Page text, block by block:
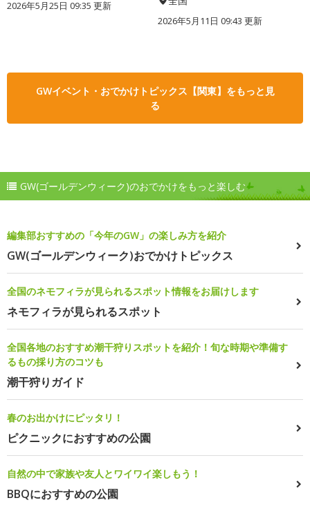
2026年5月25日 09:35 更新
2026年5月11日 09:43 更新
GWイベント・おでかけトピックス【関東】をもっと見
る
GW(ゴールデンウィーク)のおでかけをもっと楽しむ
編集部おすすめの「今年のGW」の楽しみ方を紹介
GW(ゴールデンウィーク)おでかけトピックス
全国のネモフィラが見られるスポット情報をお届けします
ネモフィラが見られるスポット
全国各地のおすすめ潮干狩りスポットを紹介！旬な時期や準備す
るもの採り方のコツも
潮干狩りガイド
春のお出かけにピッタリ！
ピクニックにおすすめの公園
自然の中で家族や友人とワイワイ楽しもう！
BBQにおすすめの公園